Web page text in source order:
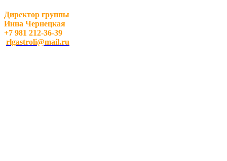
Директор группы
Инна Чернецкая
+7 981 212-36-39
rlgastroli@mail.ru